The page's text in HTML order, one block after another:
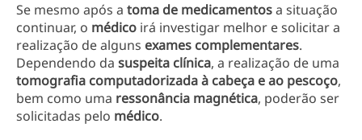
Se mesmo após a toma de medicamentosa situação
continuar, o médico irá investigar melhor e solicitar a
realização de alguns exames complementares.
Dependendo da suspeita clínica, a realização de uma
tomografia computadorizada à cabeça e ao pescoço,
bem como uma ressonância magnética, poderão ser
solicitadas pelo médico.